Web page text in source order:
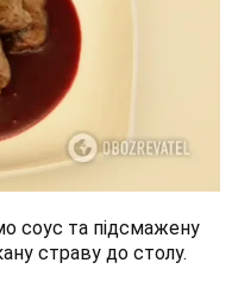
соус та підсмажену
страву до столу.